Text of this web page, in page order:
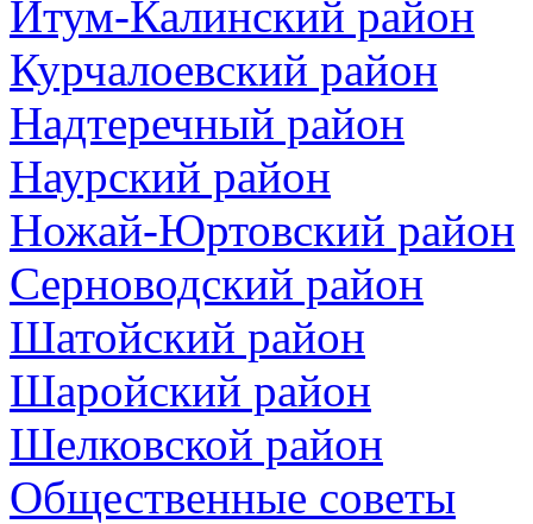
Итум-Калинский район
Курчалоевский район
Надтеречный район
Наурский район
Ножай-Юртовский район
Серноводский район
Шатойский район
Шаройский район
Шелковской район
Общественные советы